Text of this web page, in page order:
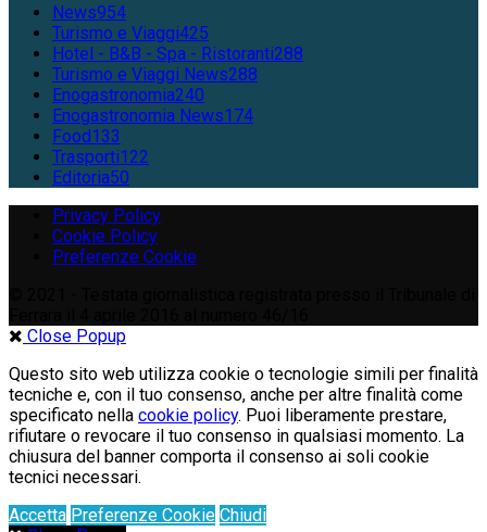
News954
Turismo e Viaggi425
Hotel - B&B - Spa - Ristoranti288
Turismo e Viaggi News288
Enogastronomia240
Enogastronomia News174
Food133
Trasporti122
Editoria50
Privacy Policy
Cookie Policy
Preferenze Cookie
Close Popup
Questo sito web utilizza cookie o tecnologie simili per finalità
tecniche e, con il tuo consenso, anche per altre finalità come
specificato nella cookie policy. Puoi liberamente prestare,
rifiutare o revocare il tuo consenso in qualsiasi momento. La
chiusura del banner comporta il consenso ai soli cookie
tecnici necessari.
Accetta Preferenze Cookie Chiudi